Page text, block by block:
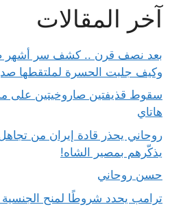
آخر المقالات
بعد نصف قرن .. كشف سر أشهر
وكيف جلبت الحسرة لملتقطها
سقوط قذيفتين صاروخيتين على
هاتاي
روحاني يحذر قادة إيران من
يذكّرهم بمصير الشاه!
حسن روحاني
ترامب يحدد شروطًا لمنح الجنسية